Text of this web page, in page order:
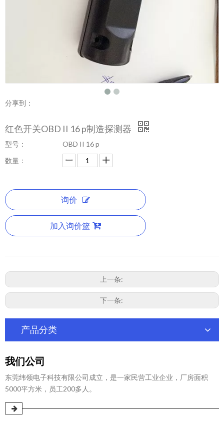
分享到：
红色开关OBD II 16 p制造探测器
型号：
OBD II 16 p
数量：
询价
加入询价篮
上一条:
下一条:
产品分类
我们公司
东莞纬领电子科技有限公司成立，是一家民营工业企业，厂房面积
5000平方米，员工200多人。